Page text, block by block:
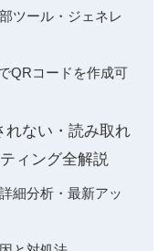
ツール・ジェネレ
QRコードを作成可
れない・読み取れ
ィング全解説
細分析・最新アッ